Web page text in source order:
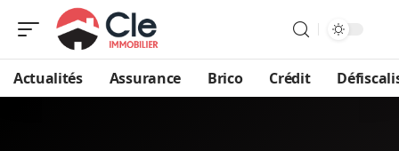
Actualités Assurance Brico Crédit